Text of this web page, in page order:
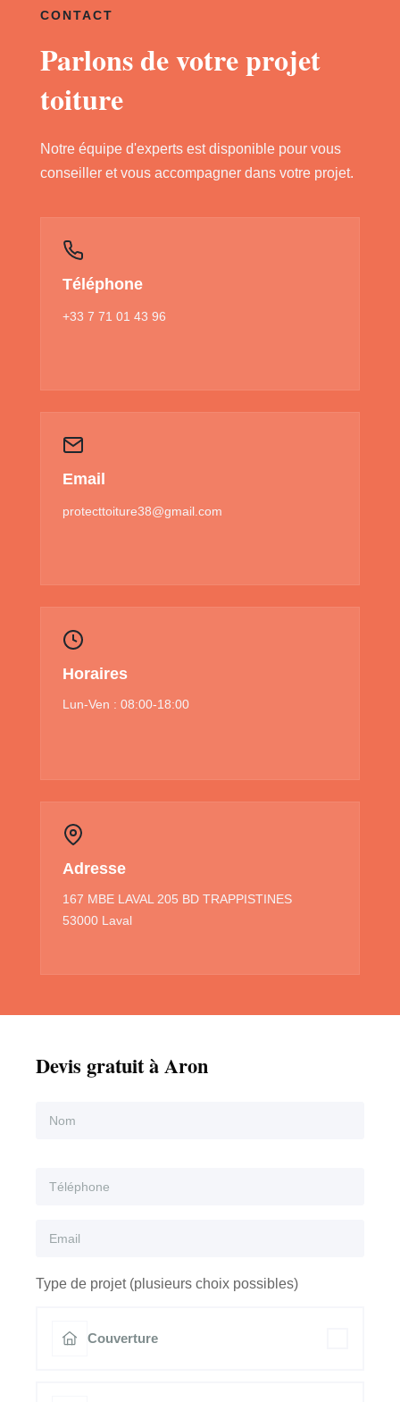
CONTACT
Parlons de votre projet
toiture
Notre équipe d'experts est disponible pour vous
conseiller et vous accompagner dans votre projet.
Téléphone
+33 7 71 01 43 96
Email
protecttoiture38@gmail.com
Horaires
Lun-Ven : 08:00-18:00
Adresse
167 MBE LAVAL 205 BD TRAPPISTINES
53000 Laval
Devis gratuit à Aron
Type de projet (plusieurs choix possibles)
Couverture